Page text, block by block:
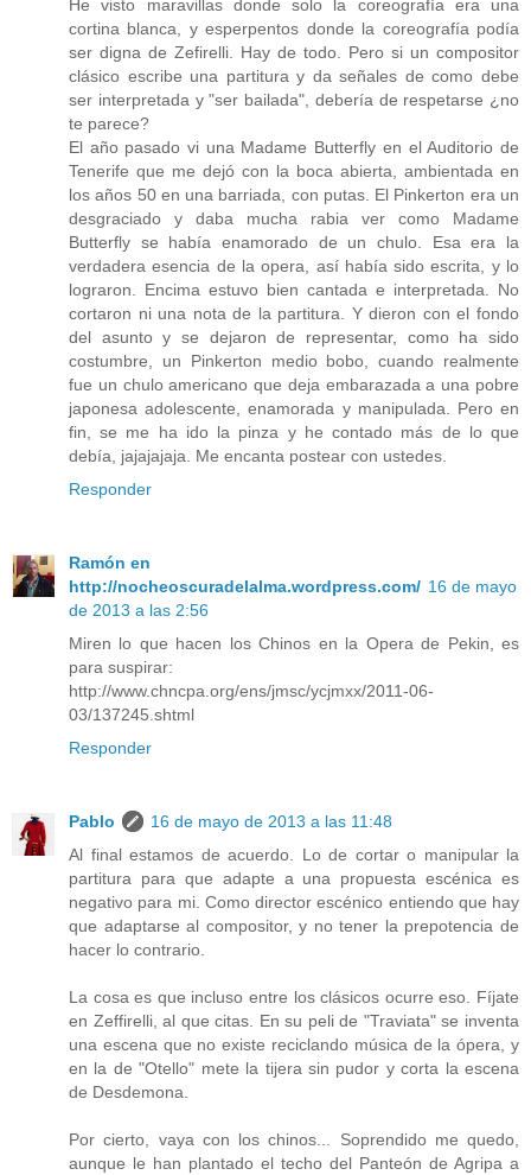
He visto maravillas donde solo la coreografía era una
cortina blanca, y esperpentos donde la coreografía podía
ser digna de Zefirelli. Hay de todo. Pero si un compositor
clásico escribe una partitura y da señales de como debe
ser interpretada y "ser bailada", debería de respetarse ¿no
te parece?
El año pasado vi una Madame Butterfly en el Auditorio de
Tenerife que me dejó con la boca abierta, ambientada en
los años 50 en una barriada, con putas. El Pinkerton era un
desgraciado y daba mucha rabia ver como Madame
Butterfly se había enamorado de un chulo. Esa era la
verdadera esencia de la opera, así había sido escrita, y lo
lograron. Encima estuvo bien cantada e interpretada. No
cortaron ni una nota de la partitura. Y dieron con el fondo
del asunto y se dejaron de representar, como ha sido
costumbre, un Pinkerton medio bobo, cuando realmente
fue un chulo americano que deja embarazada a una pobre
japonesa adolescente, enamorada y manipulada. Pero en
fin, se me ha ido la pinza y he contado más de lo que
debía, jajajajaja. Me encanta postear con ustedes.
Responder
Ramón en
http://nocheoscuradelalma.wordpress.com/ 16 de mayo
de 2013 a las 2:56
Miren lo que hacen los Chinos en la Opera de Pekin, es
para suspirar:
http://www.chncpa.org/ens/jmsc/ycjmxx/2011-06-
03/137245.shtml
Responder
Pablo
16 de mayo de 2013 a las 11:48
Al final estamos de acuerdo. Lo de cortar o manipular la
partitura para que adapte a una propuesta escénica es
negativo para mi. Como director escénico entiendo que hay
que adaptarse al compositor, y no tener la prepotencia de
hacer lo contrario.
La cosa es que incluso entre los clásicos ocurre eso. Fíjate
en Zeffirelli, al que citas. En su peli de "Traviata" se inventa
una escena que no existe reciclando música de la ópera, y
en la de "Otello" mete la tijera sin pudor y corta la escena
de Desdemona.
Por cierto, vaya con los chinos... Soprendido me quedo,
aunque le han plantado el techo del Panteón de Agripa a